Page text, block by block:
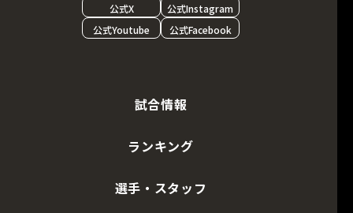
公式X
公式Instagram
公式Youtube
公式Facebook
試合情報
ランキング
選手・スタッフ